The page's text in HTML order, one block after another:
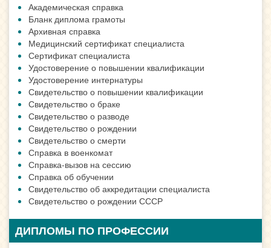
Академическая справка
Бланк диплома грамоты
Архивная справка
Медицинский сертификат специалиста
Сертификат специалиста
Удостоверение о повышении квалификации
Удостоверение интернатуры
Свидетельство о повышении квалификации
Свидетельство о браке
Свидетельство о разводе
Свидетельство о рождении
Свидетельство о смерти
Справка в военкомат
Справка-вызов на сессию
Справка об обучении
Свидетельство об аккредитации специалиста
Свидетельство о рождении СССР
ДИПЛОМЫ ПО ПРОФЕССИИ